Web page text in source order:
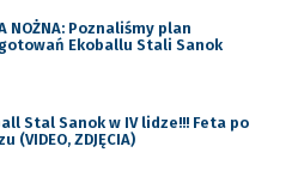
NOŻNA: Poznaliśmy plan
Ekoballu Stali Sanok
Stal Sanok w IV lidze!!! Feta po
(VIDEO, ZDJĘCIA)